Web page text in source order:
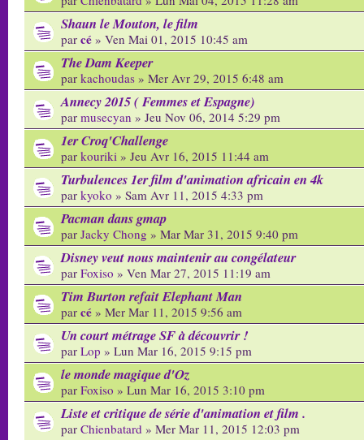
Shaun le Mouton, le film
par cé » Ven Mai 01, 2015 10:45 am
The Dam Keeper
par kachoudas » Mer Avr 29, 2015 6:48 am
Annecy 2015 ( Femmes et Espagne)
par musecyan » Jeu Nov 06, 2014 5:29 pm
1er Croq'Challenge
par kouriki » Jeu Avr 16, 2015 11:44 am
Turbulences 1er film d'animation africain en 4k
par kyoko » Sam Avr 11, 2015 4:33 pm
Pacman dans gmap
par Jacky Chong » Mar Mar 31, 2015 9:40 pm
Disney veut nous maintenir au congélateur
par Foxiso » Ven Mar 27, 2015 11:19 am
Tim Burton refait Elephant Man
par cé » Mer Mar 11, 2015 9:56 am
Un court métrage SF à découvrir !
par Lop » Lun Mar 16, 2015 9:15 pm
le monde magique d'Oz
par Foxiso » Lun Mar 16, 2015 3:10 pm
Liste et critique de série d'animation et film .
par Chienbatard » Mer Mar 11, 2015 12:03 pm